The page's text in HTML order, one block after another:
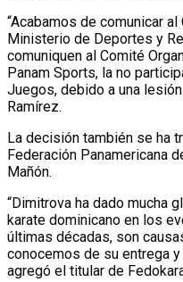
“Acabamos de comunicar
Ministerio de Deportes y
comuniquen al Comité
Panam Sports, la no
Juegos, debido a una
Ramírez.
La decisión también se ha
Federación Panamericana
Mañón.
“Dimitrova ha dado mucha
karate dominicano en los
últimas décadas, son
conocemos de su entrega
agregó el titular de